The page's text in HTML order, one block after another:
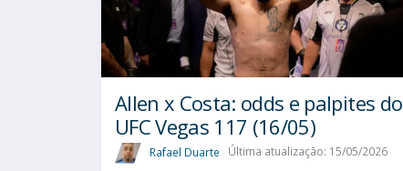
Allen x Costa: odds e palpites do
UFC Vegas 117 (16/05)
Rafael Duarte Última atualização: 15/05/2026